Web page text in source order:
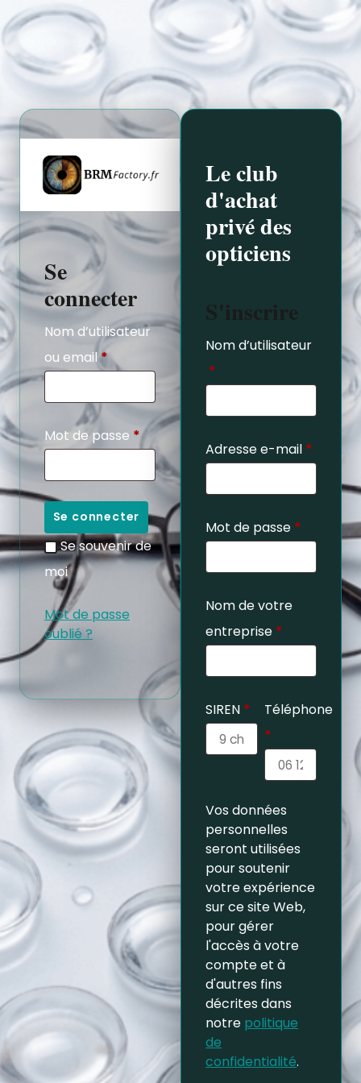
Se
connecter
Nom d’utilisateur
ou email*
Mot de passe *
Se connecter
Se souvenir de
moi
Mot de passe
oublié ?
Le club
d'achat
privé des
opticiens
S'inscrire
Nom d’utilisateur
*
Adresse e-mail *
Mot de passe *
Nom de votre
entreprise *
SIREN *
Téléphone
*
Vos données
personnelles
seront utilisées
pour soutenir
votre expérience
sur ce site Web,
pour gérer
l'accès à votre
compte et à
d'autres fins
décrites dans
notre politique
de
confidentialité.